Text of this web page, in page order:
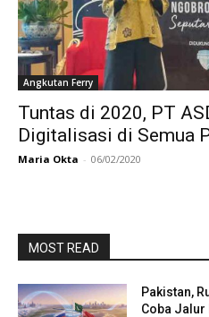
Angkutan Ferry
Tuntas di 2020, PT
Digitalisasi di Semua
Maria Okta - 06/02/2020
MOST READ
Pakistan,
Coba Jalur